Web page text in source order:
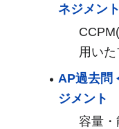
ネジメント
用い
AP過去問
ジメント
容量